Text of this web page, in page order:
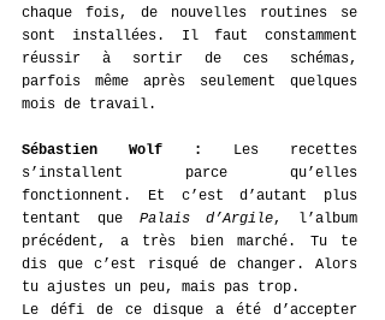
chaque fois, de nouvelles routines se
sont installées. Il faut constamment
réussir à sortir de ces schémas,
parfois même après seulement quelques
mois de travail.
Sébastien Wolf : Les recettes
s’installent parce qu’elles
fonctionnent. Et c’est d’autant plus
tentant que Palais d’Argile, l’album
précédent, a très bien marché. Tu te
dis que c’est risqué de changer. Alors
tu ajustes un peu, mais pas trop.
Le défi de ce disque a été d’accepter